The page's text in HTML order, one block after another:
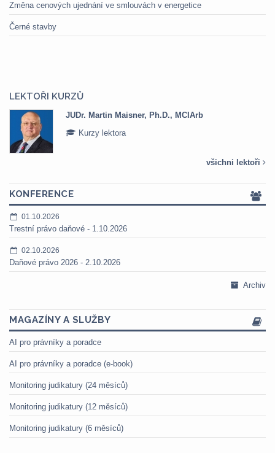
Změna cenových ujednání ve smlouvách v energetice
Černé stavby
LEKTOŘI KURZŮ
JUDr. Martin Maisner, Ph.D., MCIArb
Kurzy lektora
všichni lektoři
KONFERENCE
01.10.2026
Trestní právo daňové - 1.10.2026
02.10.2026
Daňové právo 2026 - 2.10.2026
Archiv
MAGAZÍNY A SLUŽBY
AI pro právníky a poradce
AI pro právníky a poradce (e-book)
Monitoring judikatury (24 měsíců)
Monitoring judikatury (12 měsíců)
Monitoring judikatury (6 měsíců)